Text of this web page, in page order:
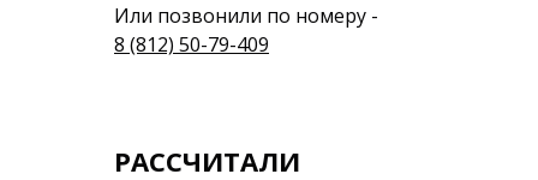
Или позвонили по номеру -
8 (812) 50-79-409
РАССЧИТАЛИ